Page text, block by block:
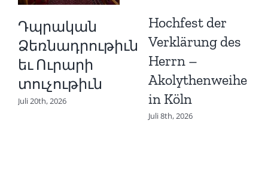
Դպրական
Ձեռնադրութիւն
եւ Ուրարի
տուչութիւն
Juli 20th, 2026
Hochfest der
Verklärung des
Herrn –
Akolythenweihe
in Köln
Juli 8th, 2026